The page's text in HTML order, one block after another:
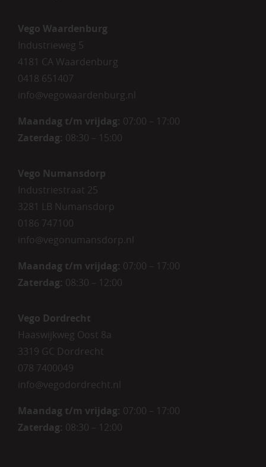
Vego Waardenburg
Industrieweg 5
4181 CA Waardenburg
0418 651407
info@vegowaardenburg.nl
Maandag t/m vrijdag: 07:00 – 17:00
Zaterdag: 08:30 – 15:00
Vego Numansdorp
Industriestraat 25
3281 LB Numansdorp
0186 747100
info@vegonumansdorp.nl
Maandag t/m vrijdag: 07:00 – 17:00
Zaterdag: 08:30 – 12:00
Vego Dordrecht
Haaswijkweg Oost 8a
3319 GC Dordrecht
078 7400049
info@vegodordrecht.nl
Maandag t/m vrijdag: 07:00 – 17:00
Zaterdag: 08:30 – 12:00